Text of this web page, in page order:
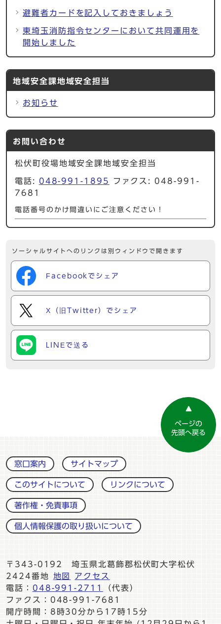
避難者カードを記入しておきましょう
東埼玉消防指令センターにおいて共同運用を
開始しました
地域安全課地域安全担当
お知らせ
お問い合わせ
松伏町役場地域安全課地域安全担当
電話: 048-991-1895
ファクス: 048-991-
7681
電話番号のかけ間違いにご注意ください！
ソーシャルサイトへのリンクは別ウィンドウで開きます
Facebookでシェア
X（旧Twitter）でシェア
LINEで送る
ページの
先頭へ戻る
窓口案内 サイトマップ
このサイトについて リンクについて
著作権・免責事項
個人情報保護の取り扱いについて
〒343-0192 埼玉県北葛飾郡松伏町大字松伏
2424番地
地図
アクセス
電話： 048-991-2711
（代表）
ファクス：048-991-7681
開庁時間：8時30分から17時15分